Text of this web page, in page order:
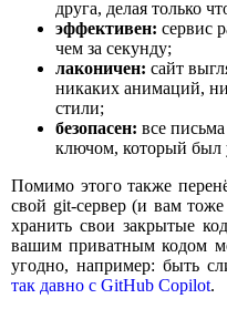
друга, делая только
эффективен: сервис
чем за секунду;
лаконичен: сайт
никаких анимаций,
стили;
безопасен: все
ключом, который был
Помимо этого также
свой git-сервер (и вам
хранить свои закрытые
вашим приватным кодом
угодно, например: быть
так давно с GitHub Copilot.